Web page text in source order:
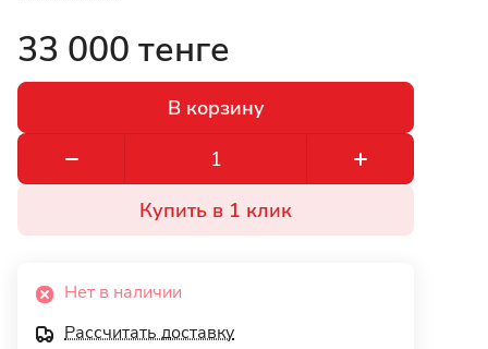
33 000 тенге
В корзину
Купить в 1 клик
Нет в наличии
Рассчитать доставку